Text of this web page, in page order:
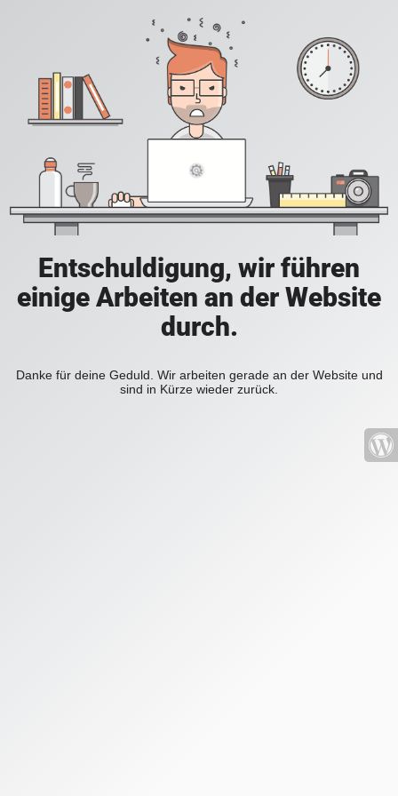
Entschuldigung, wir führen
einige Arbeiten an der Website
durch.
Danke für deine Geduld. Wir arbeiten gerade an der Website und
sind in Kürze wieder zurück.